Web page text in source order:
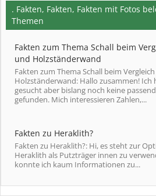
. Fakten, Fakten, Fakten mit Fotos
Themen
Fakten zum Thema Schall beim
und Holzständerwand
Fakten zum Thema Schall beim
Holzständerwand: Hallo zusammen! Ich
gesucht aber bislang noch keine
gefunden. Mich interessieren Zahlen,...
Fakten zu Heraklith?
Fakten zu Heraklith?: Hi, es steht zur
Heraklith als Putzträger innen zu
konnte ich kaum Informationen zu...